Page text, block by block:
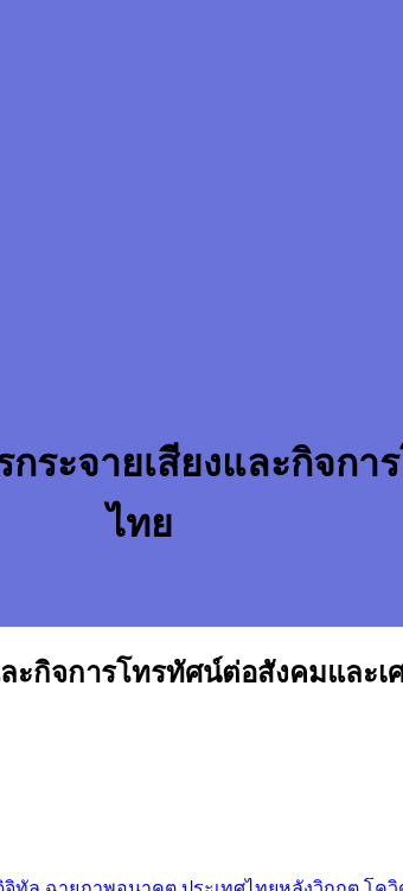
ระจายเสียงและกิจก
ไทย
ะกิจการโทรทัศน์ต่อสังคมและเ